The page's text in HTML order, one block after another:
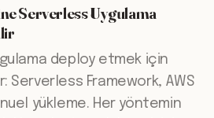
Serverless Uygulama
deploy etmek için
Serverless Framework, AWS
yükleme. Her yöntemin